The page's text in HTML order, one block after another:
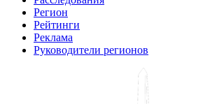
Регион
Рейтинги
Реклама
Руководители регионов